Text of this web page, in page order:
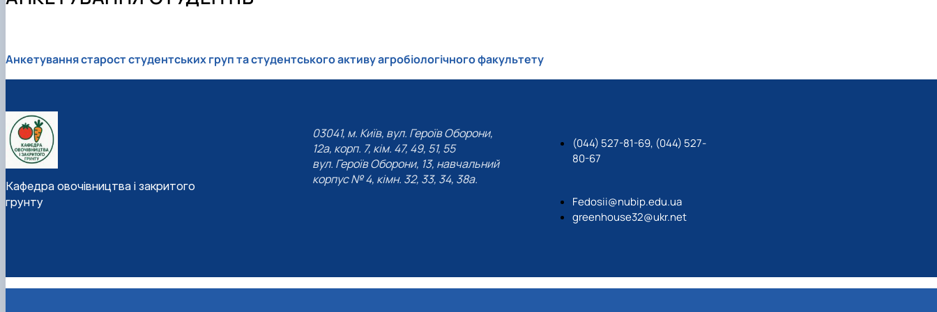
Програми практик
Звіт роботи гуртка за 2024-2025 рік
Графік відпрацювань лабораторних занять
Анкетування старост студентських груп та студентського активу агробіологічного факультету
Кафедра овочівництва і закритого
грунту
03041, м. Київ, вул. Героїв Оборони,
12а, корп. 7, кім. 47, 49, 51, 55
вул. Героїв Оборони, 13, навчальний
корпус № 4, кімн. 32, 33, 34, 38а.
(044) 527-81-69, (044) 527-
80-67
Fedosii@nubip.edu.ua
greenhouse32@ukr.net